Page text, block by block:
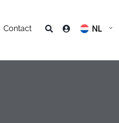
Contact NL